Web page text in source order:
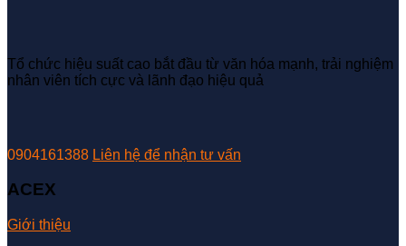
Tổ chức hiệu suất cao bắt đầu từ văn hóa mạnh, trải nghiệm
nhân viên tích cực và lãnh đạo hiệu quả
0904161388 Liên hệ để nhận tư vấn
ACEX
Giới thiệu